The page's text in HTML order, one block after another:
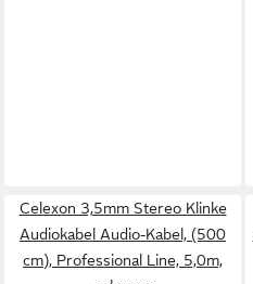
Celexon 3,5mm Stereo Klinke
Audiokabel Audio-Kabel, (500
cm), Professional Line, 5,0m,